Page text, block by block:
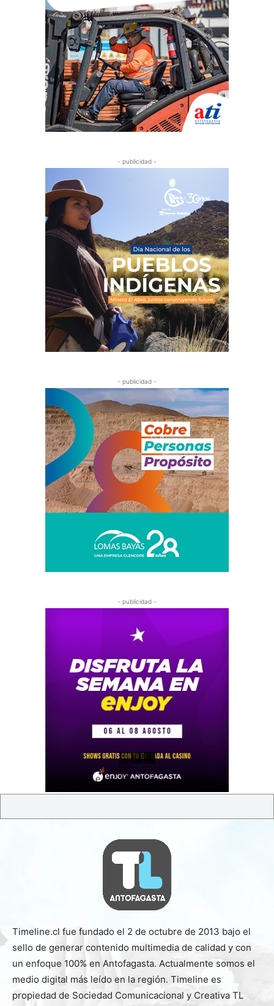
- publicidad -
- publicidad -
- publicidad -
Timeline.cl fue fundado el 2 de octubre de 2013 bajo el
sello de generar contenido multimedia de calidad y con
un enfoque 100% en Antofagasta. Actualmente somos el
medio digital más leído en la región. Timeline es
propiedad de Sociedad Comunicacional y Creativa TL